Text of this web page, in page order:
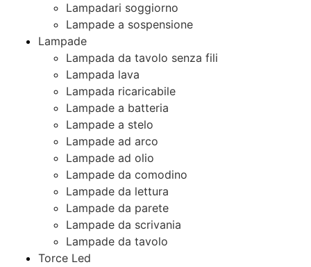
Lampadari soggiorno
Lampade a sospensione
Lampade
Lampada da tavolo senza fili
Lampada lava
Lampada ricaricabile
Lampade a batteria
Lampade a stelo
Lampade ad arco
Lampade ad olio
Lampade da comodino
Lampade da lettura
Lampade da parete
Lampade da scrivania
Lampade da tavolo
Torce Led